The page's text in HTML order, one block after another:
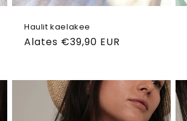
Haulit kaelakee
Tavahind
Alates €39,90 EUR